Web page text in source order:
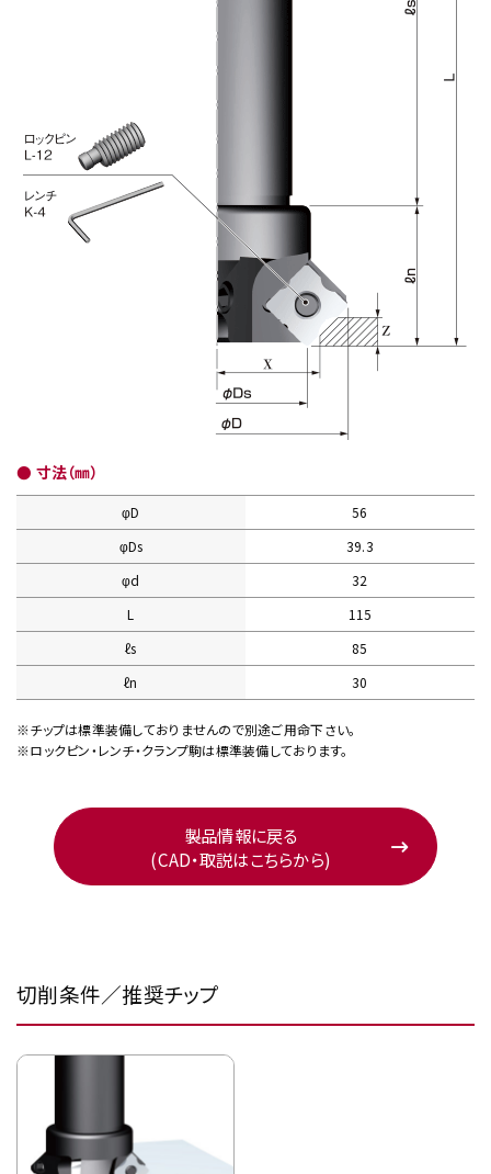
● 寸法（㎜）
φD
56
φDs
39.3
φd
32
L
115
ℓs
85
ℓn
30
※チップは標準装備しておりませんので別途ご用命下さい。
※ロックピン・レンチ・クランプ駒は標準装備しております。
製品情報に戻る
(CAD・取説はこちらから)
切削条件／推奨チップ